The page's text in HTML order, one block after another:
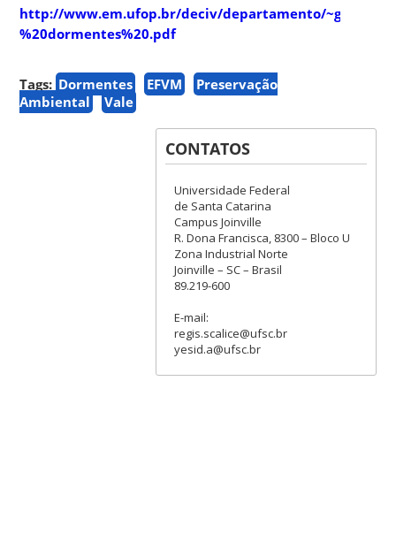
http://www.em.ufop.br/deciv/departamento/
%20dormentes%20.pdf
Tags: Dormentes EFVM
Preservação
Ambiental
Vale
CONTATOS
Universidade Federal
de Santa Catarina
Campus Joinville
R. Dona Francisca, 8300 – Bloco U
Zona Industrial Norte
Joinville – SC – Brasil
89.219-600
E-mail:
regis.scalice@ufsc.br
yesid.a@ufsc.br